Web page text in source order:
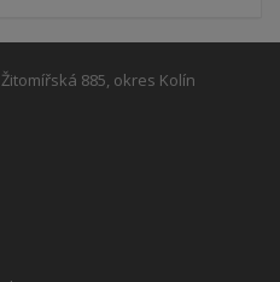
885, okres Kolín